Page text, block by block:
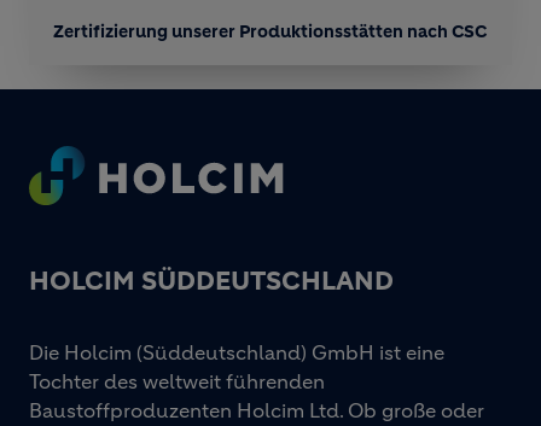
Zertifizierung unserer Produktionsstätten nach CSC
Footer
HOLCIM SÜDDEUTSCHLAND
Die Holcim (Süddeutschland) GmbH ist eine
Tochter des weltweit führenden
Baustoffproduzenten Holcim Ltd. Ob große oder